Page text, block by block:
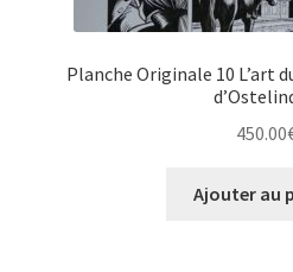
Planche Originale 10 L’art
450.00
Ajouter au